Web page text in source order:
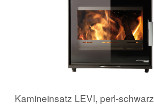
Kamineinsatz LEVI, perl-schwarz